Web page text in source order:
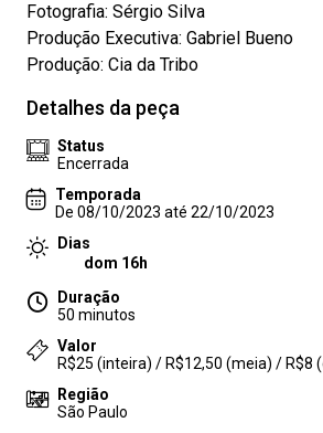
Fotografia: Sérgio Silva
Produção Executiva: Gabriel Bueno
Produção: Cia da Tribo
Detalhes da peça
Status
Encerrada
Temporada
De 08/10/2023 até 22/10/2023
Dias
dom 16h
Duração
50 minutos
Valor
R$25 (inteira) / R$12,50 (meia) / R$8
Região
São Paulo